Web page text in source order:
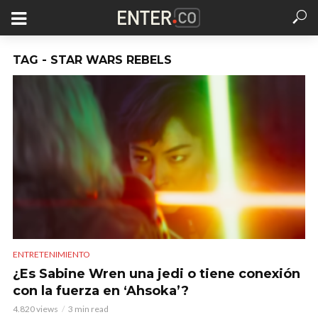
TAG - STAR WARS REBELS
ENTRETENIMIENTO
¿Es Sabine Wren una jedi o tiene conexión
con la fuerza en ‘Ahsoka’?
4.820 views 3 min read